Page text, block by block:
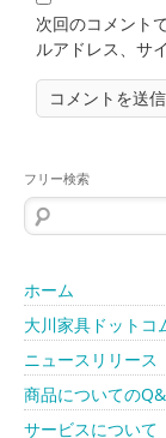
次回のコメント
ルアドレス、サ
フリー検索
検
索:
ホーム
大川家具ドットコ
ニュースリリース
商品についての
サービスについて